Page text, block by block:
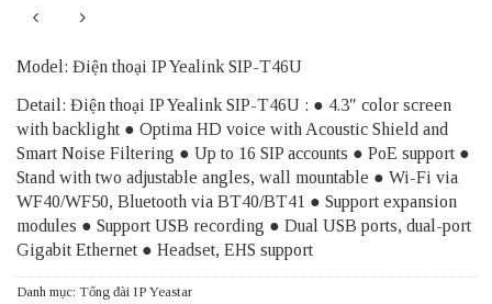
Model: Điện thoại IP Yealink SIP-T46U
Detail: Điện thoại IP Yealink SIP-T46U : ● 4.3″ color screen
with backlight ● Optima HD voice with Acoustic Shield and
Smart Noise Filtering ● Up to 16 SIP accounts ● PoE support ●
Stand with two adjustable angles, wall mountable ● Wi-Fi via
WF40/WF50, Bluetooth via BT40/BT41 ● Support expansion
modules ● Support USB recording ● Dual USB ports, dual-port
Gigabit Ethernet ● Headset, EHS support
Danh mục: Tổng đài IP Yeastar